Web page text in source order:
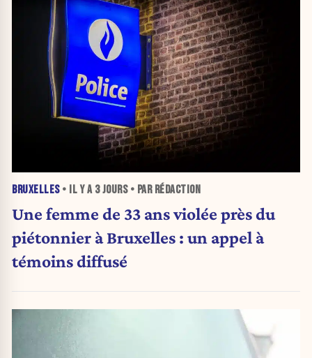
BRUXELLES• IL Y A 3 JOURS• PAR RÉDACTION
Une femme de 33 ans violée près du
piétonnier à Bruxelles : un appel à
témoins diffusé